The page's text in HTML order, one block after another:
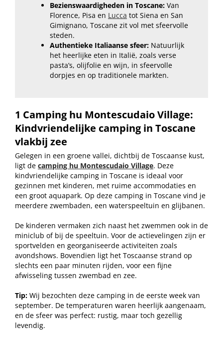
Bezienswaardigheden in Toscane: Van
Florence, Pisa en Lucca tot Siena en San
Gimignano, Toscane zit vol met sfeervolle
steden.
Authentieke Italiaanse sfeer: Natuurlijk
het heerlijke eten in Italië, zoals verse
pasta’s, olijfolie en wijn, in sfeervolle
dorpjes en op traditionele markten.
1 Camping hu Montescudaio Village:
Kindvriendelijke camping in Toscane
vlakbij zee
Gelegen in een groene vallei, dichtbij de Toscaanse kust,
ligt de camping hu Montescudaio Village. Deze
kindvriendelijke camping in Toscane is ideaal voor
gezinnen met kinderen, met ruime accommodaties en
een groot aquapark. Op deze camping in Toscane vind je
meerdere zwembaden, een waterspeeltuin en glijbanen.
De kinderen vermaken zich naast het zwemmen ook in de
miniclub of bij de speeltuin. Voor de actievelingen zijn er
sportvelden en georganiseerde activiteiten zoals
avondshows. Bovendien ligt het Toscaanse strand op
slechts een paar minuten rijden, voor een fijne
afwisseling tussen zwembad en zee.
Tip: Wij bezochten deze camping in de eerste week van
september. De temperaturen waren heerlijk aangenaam,
en de sfeer was perfect: rustig, maar toch gezellig
levendig.